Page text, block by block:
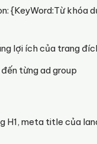
{KeyWord:Từ khóa
lợi ích của trang
từng ad group
H1, meta title của